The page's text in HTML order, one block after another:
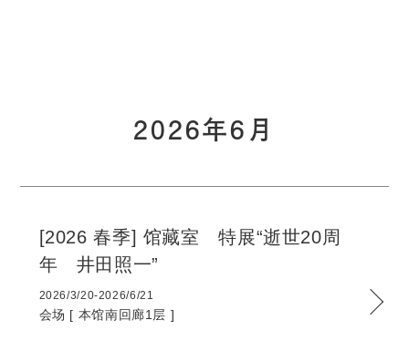
2026年6月
[2026 春季] 馆藏室 特展“逝世20周
年 井田照一”
2026/3/20-2026/6/21
会场 [ 本馆南回廊1层 ]